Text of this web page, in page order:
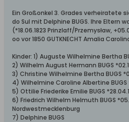
Ein Großonkel 3. Grades verheiratete
do Sul mit Delphine BUGS. Ihre Eltern
(*18.06.1823 Prinzlaff/Przemysław,
oo vor 1850 GUTKNECHT Amalia
Kinder: 1) Auguste Wilhelmine Bertha
2) Wilhelm August Hermann BUGS
3) Christine Wilhelmine Bertha BUGS
4) Wilhelmine Caroline Albertine BUGS
5) Ottilie Friederike Emilie BUGS
6) Friedrich Wilhelm Helmuth BUGS
Nordwestmecklenburg
7) Delphine BUGS